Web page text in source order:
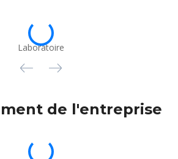
Laboratoire
de l'entreprise